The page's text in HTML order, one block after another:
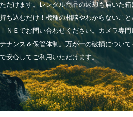
だけます。レンタル商品の返却も届いた
ち込むだけ！機種の相談やわからないこと
ＮＥでお問い合わせください。カメラ専
ナンス＆保管体制。万が一の破損につい
安心してご利用いただけます。